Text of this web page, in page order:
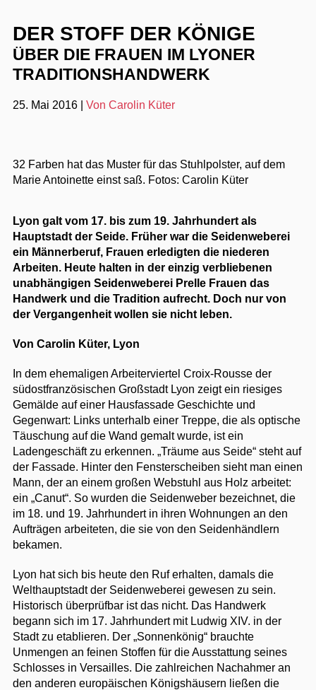
DER STOFF DER KÖNIGE
ÜBER DIE FRAUEN IM LYONER
TRADITIONSHANDWERK
25. Mai 2016 Von Carolin Küter
32 Farben hat das Muster für das Stuhlpolster, auf dem
Marie Antoinette einst saß. Fotos: Carolin Küter
Lyon galt vom 17. bis zum 19. Jahrhundert als
Hauptstadt der Seide. Früher war die Seidenweberei
ein Männerberuf, Frauen erledigten die niederen
Arbeiten. Heute halten in der einzig verbliebenen
unabhängigen Seidenweberei Prelle Frauen das
Handwerk und die Tradition aufrecht. Doch nur von
der Vergangenheit wollen sie nicht leben.
Von Carolin Küter, Lyon
In dem ehemaligen Arbeiterviertel Croix-Rousse der
südostfranzösischen Großstadt Lyon zeigt ein riesiges
Gemälde auf einer Hausfassade Geschichte und
Gegenwart: Links unterhalb einer Treppe, die als optische
Täuschung auf die Wand gemalt wurde, ist ein
Ladengeschäft zu erkennen. „Träume aus Seide“ steht auf
der Fassade. Hinter den Fensterscheiben sieht man einen
Mann, der an einem großen Webstuhl aus Holz arbeitet:
ein „Canut“. So wurden die Seidenweber bezeichnet, die
im 18. und 19. Jahrhundert in ihren Wohnungen an den
Aufträgen arbeiteten, die sie von den Seidenhändlern
bekamen.
Lyon hat sich bis heute den Ruf erhalten, damals die
Welthauptstadt der Seidenweberei gewesen zu sein.
Historisch überprüfbar ist das nicht. Das Handwerk
begann sich im 17. Jahrhundert mit Ludwig XIV. in der
Stadt zu etablieren. Der „Sonnenkönig“ brauchte
Unmengen an feinen Stoffen für die Ausstattung seines
Schlosses in Versailles. Die zahlreichen Nachahmer an
den anderen europäischen Königshäusern ließen die